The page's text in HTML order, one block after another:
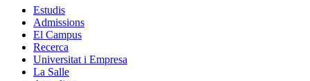
Estudis
Admissions
El Campus
Recerca
Universitat i Empresa
La Salle